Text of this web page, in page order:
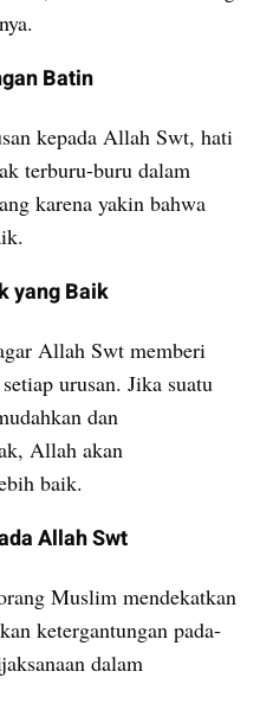
Batin
kepada Allah Swt, hati
terburu-buru dalam
karena yakin bahwa
yang Baik
Allah Swt memberi
urusan. Jika suatu
dan
Allah akan
baik.
Allah Swt
Muslim mendekatkan
ketergantungan pada-
dalam